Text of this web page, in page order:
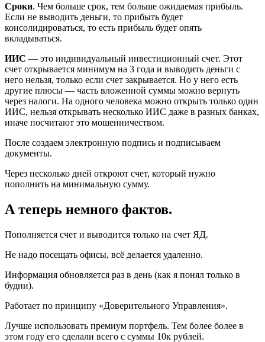
Сроки. Чем больше срок, тем больше ожидаемая прибыль.
Если не выводить деньги, то прибыть будет
консолидироваться, то есть прибыль будет опять
вкладываться.
ИИС — это индивидуальный инвестиционный счет. Этот
счет открывается минимум на 3 года и выводить деньги с
него нельзя, только если счет закрывается. Но у него есть
другие плюсы — часть вложенной суммы можно вернуть
через налоги. На одного человека можно открыть только один
ИИС, нельзя открывать несколько ИИС даже в разных банках,
иначе посчитают это мошенничеством.
После создаем электронную подпись и подписываем
документы.
Через несколько дней откроют счет, который нужно
пополнить на минимальную сумму.
А теперь немного фактов.
Пополняется счет и выводится только на счет ЯД.
Не надо посещать офисы, всё делается удаленно.
Информация обновляется раз в день (как я понял только в
будни).
Работает по принципу «Доверительного Управления».
Лучше использовать премиум портфель. Тем более более в
этом году его сделали всего с суммы 10к рублей.